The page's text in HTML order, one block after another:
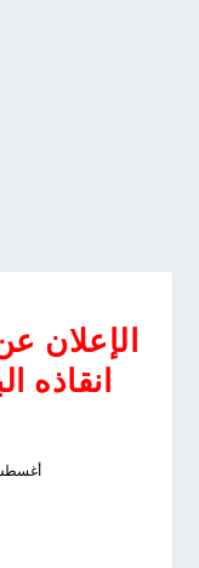
الإعلان
انقاذه
أغسطس 11,